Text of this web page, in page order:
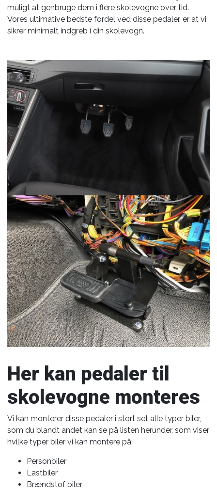
muligt at genbruge dem i flere skolevogne over tid.
Vores ultimative bedste fordel ved disse pedaler, er at vi
sikrer minimalt indgreb i din skolevogn.
Her kan pedaler til
skolevogne monteres
Vi kan monterer disse pedaler i stort set alle typer biler,
som du blandt andet kan se på listen herunder, som viser
hvilke typer biler vi kan montere på:
Personbiler
Lastbiler
Brændstof biler